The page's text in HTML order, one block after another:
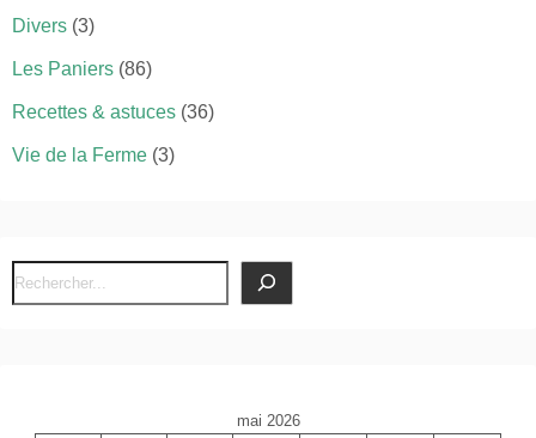
Divers (3)
Les Paniers (86)
Recettes & astuces (36)
Vie de la Ferme (3)
R
e
mai 2026